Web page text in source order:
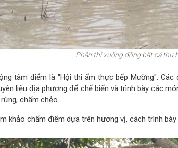
Phần thi xuống đồng bắt cá thu
tâm điểm là "Hội thi ẩm thực bếp Mường".
liệu địa phương để chế biến và trình bày các
chấm chẻo...
khảo chấm điểm dựa trên hương vị, cách trình